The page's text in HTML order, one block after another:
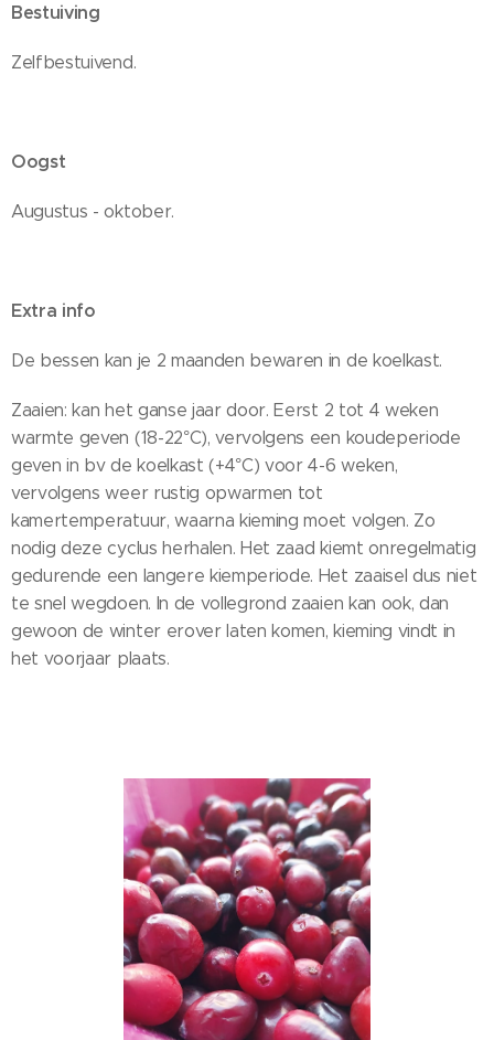
Bestuiving
Zelfbestuivend.
Oogst
Augustus - oktober.
Extra info
De bessen kan je 2 maanden bewaren in de koelkast.
Zaaien: kan het ganse jaar door. Eerst 2 tot 4 weken
warmte geven (18-22°C), vervolgens een koudeperiode
geven in bv de koelkast (+4°C) voor 4-6 weken,
vervolgens weer rustig opwarmen tot
kamertemperatuur, waarna kieming moet volgen. Zo
nodig deze cyclus herhalen. Het zaad kiemt onregelmatig
gedurende een langere kiemperiode. Het zaaisel dus niet
te snel wegdoen. In de vollegrond zaaien kan ook, dan
gewoon de winter erover laten komen, kieming vindt in
het voorjaar plaats.